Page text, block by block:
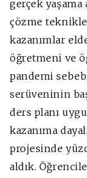
gerçek yaşama
çözme
kazanımlar
öğretmeni ve
pandemi
serüveninin
ders planı
kazanıma
projesinde
aldık.